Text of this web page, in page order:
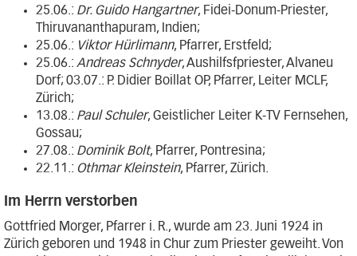
25.06.: Dr. Guido Hangartner, Fidei-Donum-Priester,
Thiruvananthapuram, Indien;
25.06.: Viktor Hürlimann, Pfarrer, Erstfeld;
25.06.: Andreas Schnyder, Aushilfsfpriester, Alvaneu
Dorf; 03.07.: P. Didier Boillat OP, Pfarrer, Leiter MCLF,
Zürich;
13.08.: Paul Schuler, Geistlicher Leiter K-TV Fernsehen,
Gossau;
27.08.: Dominik Bolt, Pfarrer, Pontresina;
22.11.: Othmar Kleinstein, Pfarrer, Zürich.
Im Herrn verstorben
Gottfried Morger, Pfarrer i. R., wurde am 23. Juni 1924 in
Zürich geboren und 1948 in Chur zum Priester geweiht. Von